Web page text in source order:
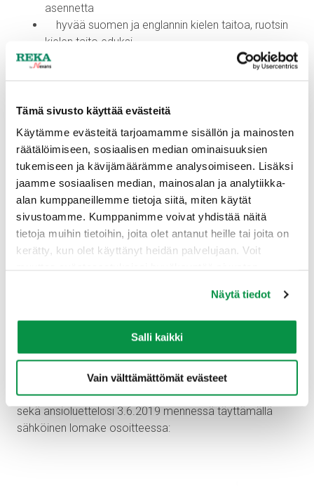
Tämä sivusto käyttää evästeitä
Käytämme evästeitä tarjoamamme sisällön ja mainosten
räätälöimiseen, sosiaalisen median ominaisuuksien
tukemiseen ja kävijämäärämme analysoimiseen. Lisäksi
jaamme sosiaalisen median, mainosalan ja analytiikka-
alan kumppaneillemme tietoja siitä, miten käytät
sivustoamme. Kumppanimme voivat yhdistää näitä
tietoja muihin tietoihin, joita olet antanut heille tai joita on
kerätty, kun olet käyttänyt heidän palvelujaan. Voit
Näytä tiedot
Salli kaikki
Vain välttämättömät evästeet
asennetta
hyvää suomen ja englannin kielen taitoa, ruotsin
kielen taito eduksi
tehtävään soveltuva kaupallinen tai tekninen
Tarjoamme sinulle:
itsenäisen ja haastavan työn hyvämaineisessa
yrityksessä
työskentelymahdollisuuden markkinoiden
parhaiden kaapeleiden parissa
näköalapaikan verkostokaapelipuolen
liiketoimintaan
ammattitaitoisen tuen, niin asiakaspalvelun kuin
Lisätietoa tehtävästä antaa rekrytoinnista vastaava
sähköpostikari.lilja@targetheadhunting.fi.
Lähetä vapaamuotoinen hakemuksesi palkkatoiveineen
sekä ansioluettelosi 3.6.2019 mennessä täyttämällä
sähköinen lomake osoitteessa: